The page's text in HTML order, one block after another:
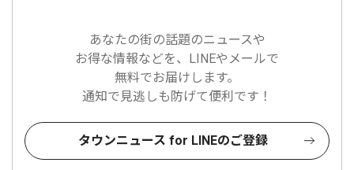
あなたの街の話題のニュースや
お得な情報などを、LINEやメールで
無料でお届けします。
通知で見逃しも防げて便利です！
タウンニュース for LINEのご登録